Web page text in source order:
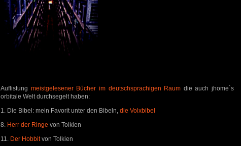
Auflistung meistgelesener Bücher im deutschsprachigen Raum die auch jhome`s
orbitale Welt durchsegelt haben:
1. Die Bibel: mein Favorit unter den Bibeln, die Volxbibel
8. Herr der Ringe von Tolkien
11. Der Hobbitvon Tolkien